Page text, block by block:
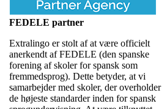
FEDELE partner
Extralingo er stolt af at være officielt
anerkendt af FEDELE (den spanske
forening af skoler for spansk som
fremmedsprog). Dette betyder, at vi
samarbejder med skoler, der overholder
de højeste standarder inden for spansk